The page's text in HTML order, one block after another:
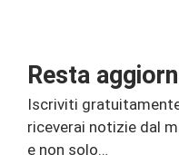
Resta
Iscriviti
riceverai notizie dal
e non solo…